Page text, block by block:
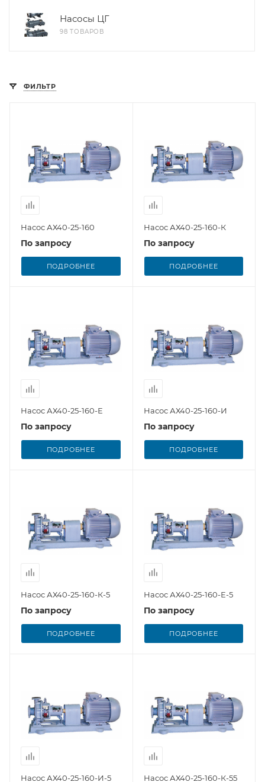
Насосы ЦГ
98 ТОВАРОВ
ФИЛЬТР
Насос АХ40-25-160
По запросу
ПОДРОБНЕЕ
Насос АХ40-25-160-К
По запросу
ПОДРОБНЕЕ
Насос АХ40-25-160-Е
По запросу
ПОДРОБНЕЕ
Насос АХ40-25-160-И
По запросу
ПОДРОБНЕЕ
Насос АХ40-25-160-К-5
По запросу
ПОДРОБНЕЕ
Насос АХ40-25-160-Е-5
По запросу
ПОДРОБНЕЕ
Насос АХ40-25-160-И-5 Насос АХ40-25-160-К-55